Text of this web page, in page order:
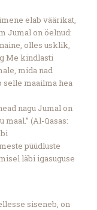
elab väärikat,
Jumal on öelnud:
olles usklik,
Me kindlasti
mida nad
selle maailma hea
nagu Jumal on
(Al-Qasas:
püüdluste
läbi igasuguse
siseneb, on